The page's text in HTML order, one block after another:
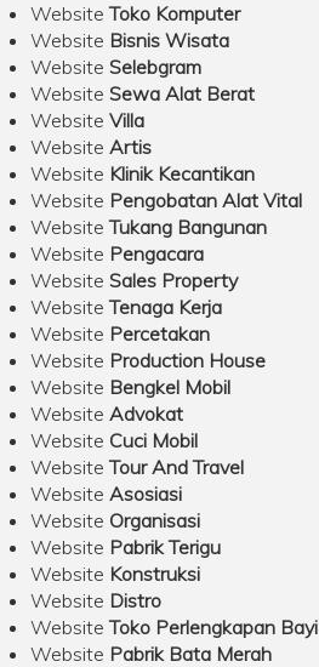
WebsiteToko Komputer
Website Bisnis Wisata
Website Selebgram
Website Sewa Alat Berat
Website Villa
Website Artis
Website Klinik Kecantikan
Website Pengobatan Alat Vital
WebsiteTukang Bangunan
Website Pengacara
Website Sales Property
WebsiteTenaga Kerja
Website Percetakan
Website Production House
Website Bengkel Mobil
Website Advokat
Website Cuci Mobil
WebsiteTour And Travel
Website Asosiasi
Website Organisasi
Website Pabrik Terigu
Website Konstruksi
Website Distro
WebsiteToko Perlengkapan Bayi
Website Pabrik Bata Merah